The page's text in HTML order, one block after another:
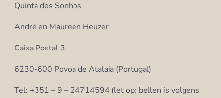
Quinta dos Sonhos
André en Maureen Heuzer
Caixa Postal 3
6230-600 Povoa de Atalaia (Portugal)
Tel: +351 – 9 – 24714594 (let op: bellen is volgens